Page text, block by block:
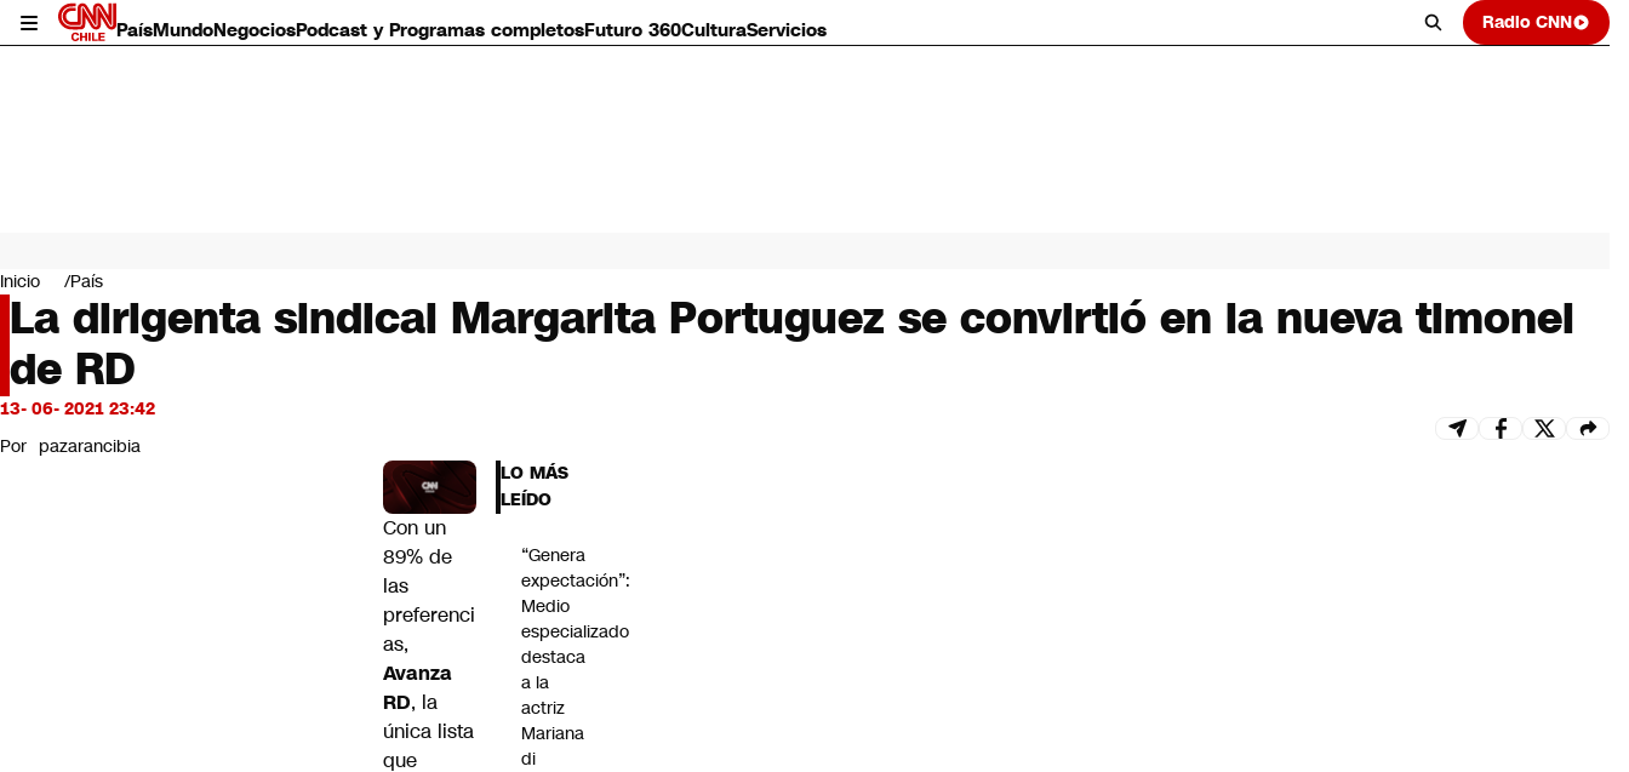
PaísMundoNegociosPodcast y Programas completosFuturo 360CulturaServicios Radio CNN
Mundo
Negocios
Deportes
Programas completos
Cultura
Servicios
CNN Data
Inicio País
La dirigenta sindical Margarita Portuguez se convirtió en la nueva timonel
de RD
13- 06- 2021 23:42
Por pazarancibia
Con un
89% de
las
preferenci
as,
Avanza
RD, la
única lista
que
LO MÁS
LEÍDO
“Genera
expectación”:
Medio
especializado
destaca
a la
actriz
Mariana
di